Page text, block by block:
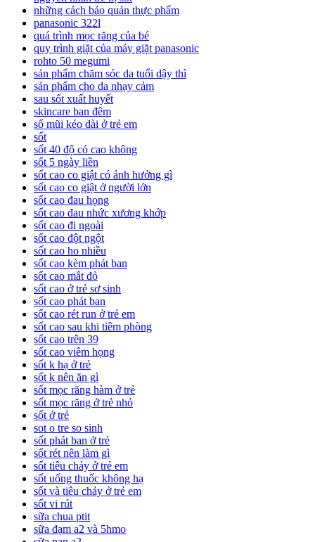
những cách bảo quản thực phẩm
panasonic 322l
quá trình mọc răng của bé
quy trình giặt của máy giặt panasonic
rohto 50 megumi
sản phẩm chăm sóc da tuổi dậy thì
sản phẩm cho da nhạy cảm
sau sốt xuất huyết
skincare ban đêm
sổ mũi kéo dài ở trẻ em
sốt
sốt 40 độ có cao không
sốt 5 ngày liền
sốt cao co giật có ảnh hưởng gì
sốt cao co giật ở người lớn
sốt cao đau họng
sốt cao đau nhức xương khớp
sốt cao đi ngoài
sốt cao đột ngột
sốt cao ho nhiều
sốt cao kèm phát ban
sốt cao mắt đỏ
sốt cao ở trẻ sơ sinh
sốt cao phát ban
sốt cao rét run ở trẻ em
sốt cao sau khi tiêm phòng
sốt cao trên 39
sốt cao viêm họng
sốt k hạ ở trẻ
sốt k nên ăn gì
sốt mọc răng hàm ở trẻ
sốt mọc răng ở trẻ nhỏ
sốt ở trẻ
sot o tre so sinh
sốt phát ban ở trẻ
sốt rét nên làm gì
sốt tiêu chảy ở trẻ em
sốt uống thuốc không hạ
sốt và tiêu chảy ở trẻ em
sốt vi rút
sữa chua ptit
sữa đạm a2 và 5hmo